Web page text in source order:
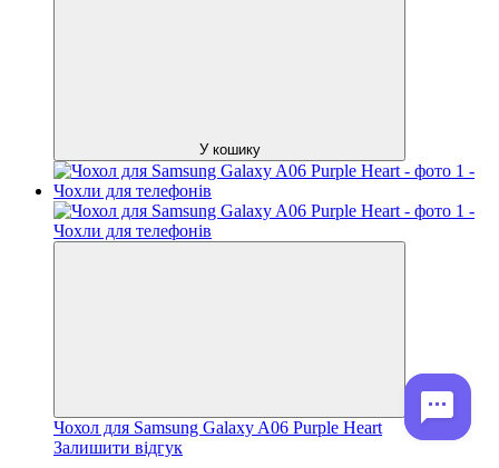
У кошику
Чохол для Samsung Galaxy A06 Purple Heart
Залишити відгук